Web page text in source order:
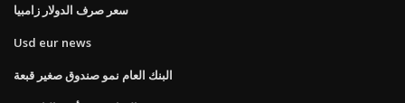
سعر صرف الدولار زامبيا
Usd eur news
البنك العام نمو صندوق صغير قبعة